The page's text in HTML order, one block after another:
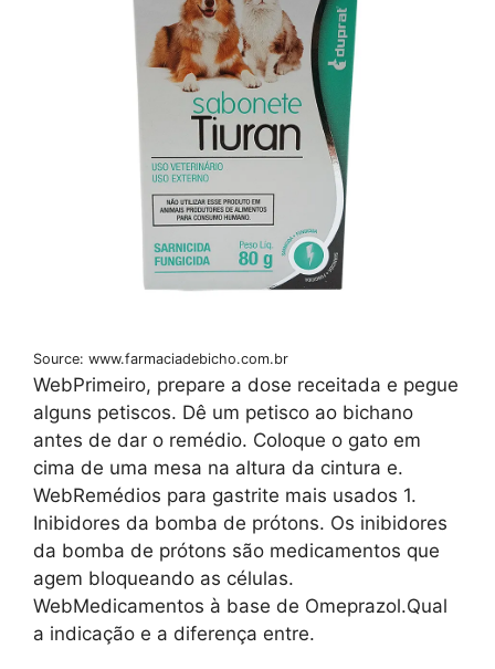
Source: www.farmaciadebicho.com.br
WebPrimeiro, prepare a dose receitada e pegue
alguns petiscos. Dê um petisco ao bichano
antes de dar o remédio. Coloque o gato em
cima de uma mesa na altura da cintura e.
WebRemédios para gastrite mais usados 1.
Inibidores da bomba de prótons. Os inibidores
da bomba de prótons são medicamentos que
agem bloqueando as células.
WebMedicamentos à base de Omeprazol.Qual
a indicação e a diferença entre.